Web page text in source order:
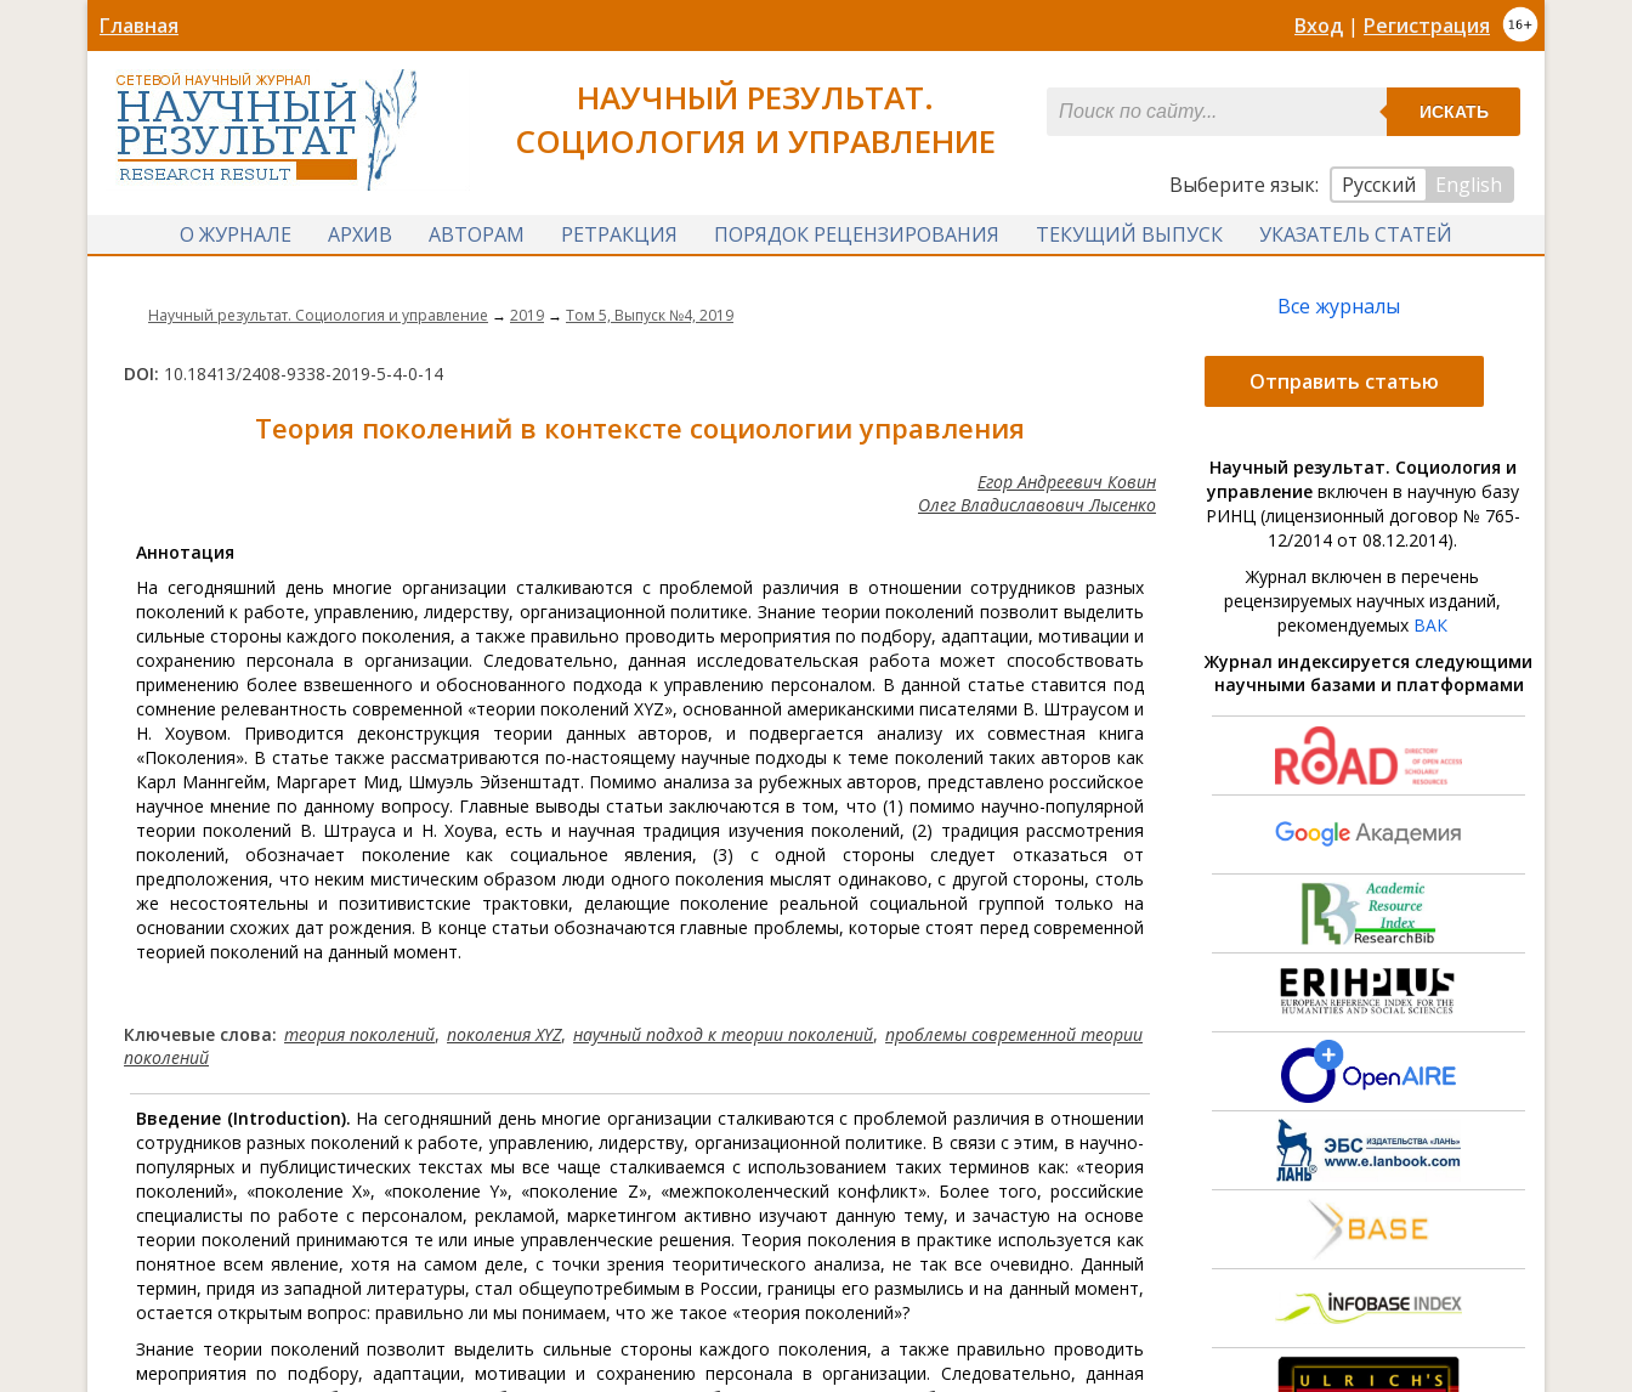
Главная Вход | Регистрация
НАУЧНЫЙ РЕЗУЛЬТАТ.
СОЦИОЛОГИЯ И УПРАВЛЕНИЕ
ИСКАТЬ
Выберите язык: Русский
English
О ЖУРНАЛЕ
АРХИВ АВТОРАМ РЕТРАКЦИЯ ПОРЯДОК РЕЦЕНЗИРОВАНИЯ ТЕКУЩИЙ ВЫПУСК УКАЗАТЕЛЬ СТАТЕЙ
Научный результат. Социология и управление → 2019 → Том 5, Выпуск №4, 2019
DOI: 10.18413/2408-9338-2019-5-4-0-14
Теория поколений в контексте социологии управления
Егор Андреевич Ковин
Олег Владиславович Лысенко
Aннотация
На сегодняшний день многие организации сталкиваются с проблемой различия в отношении сотрудников разных
поколений к работе, управлению, лидерству, организационной политике. Знание теории поколений позволит выделить
сильные стороны каждого поколения, а также правильно проводить мероприятия по подбору, адаптации, мотивации и
сохранению персонала в организации. Следовательно, данная исследовательская работа может способствовать
применению более взвешенного и обоснованного подхода к управлению персоналом. В данной статье ставится под
сомнение релевантность современной «теории поколений XYZ», основанной американскими писателями В. Штраусом и
Н. Хоувом. Приводится деконструкция теории данных авторов, и подвергается анализу их совместная книга
«Поколения». В статье также рассматриваются по-настоящему научные подходы к теме поколений таких авторов как
Карл Маннгейм, Маргарет Мид, Шмуэль Эйзенштадт. Помимо анализа за рубежных авторов, представлено российское
научное мнение по данному вопросу. Главные выводы статьи заключаются в том, что (1) помимо научно-популярной
теории поколений В. Штрауса и Н. Хоува, есть и научная традиция изучения поколений, (2) традиция рассмотрения
поколений, обозначает поколение как социальное явления, (3) с одной стороны следует отказаться от
предположения, что неким мистическим образом люди одного поколения мыслят одинаково, с другой стороны, столь
же несостоятельны и позитивистские трактовки, делающие поколение реальной социальной группой только на
основании схожих дат рождения. В конце статьи обозначаются главные проблемы, которые стоят перед современной
теорией поколений на данный момент.
Ключевые слова: теория поколений, поколения XYZ, научный подход к теории поколений, проблемы современной теории
поколений
Введение (Introduction). На сегодняшний день многие организации сталкиваются с проблемой различия в отношении
сотрудников разных поколений к работе, управлению, лидерству, организационной политике. В связи с этим, в научно-
популярных и публицистических текстах мы все чаще сталкиваемся с использованием таких терминов как: «теория
поколений», «поколение X», «поколение Y», «поколение Z», «межпоколенческий конфликт». Более того, российские
специалисты по работе с персоналом, рекламой, маркетингом активно изучают данную тему, и зачастую на основе
теории поколений принимаются те или иные управленческие решения. Теория поколения в практике используется как
понятное всем явление, хотя на самом деле, с точки зрения теоритического анализа, не так все очевидно. Данный
термин, придя из западной литературы, стал общеупотребимым в России, границы его размылись и на данный момент,
остается открытым вопрос: правильно ли мы понимаем, что же такое «теория поколений»?
Знание теории поколений позволит выделить сильные стороны каждого поколения, а также правильно проводить
мероприятия по подбору, адаптации, мотивации и сохранению персонала в организации. Следовательно, данная
Все журналы
Отправить статью
Научный результат. Социология и
управлениевключен в научную базу
РИНЦ (лицензионный договор № 765-
12/2014 от 08.12.2014).
Журнал включен в перечень
рецензируемых научных изданий,
рекомендуемых ВАК
Журнал индексируется следующими
научными базами и платформами